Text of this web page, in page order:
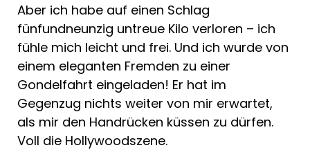
Aber ich habe auf einen Schlag
fünfundneunzig untreue Kilo verloren – ich
fühle mich leicht und frei. Und ich wurde von
einem eleganten Fremden zu einer
Gondelfahrt eingeladen! Er hat im
Gegenzug nichts weiter von mir erwartet,
als mir den Handrücken küssen zu dürfen.
Voll die Hollywoodszene.